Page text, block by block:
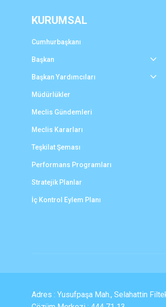
KURUMSAL
Cumhurbaşkanı
Başkan
Başkan Yardımcıları
Müdürlükler
Meclis Gündemleri
Meclis Kararları
Teşkilat Şeması
Performans Programları
Stratejik Planlar
İç Kontrol Eylem Planı
Adres : Yusufpaşa Mah., Selahattin